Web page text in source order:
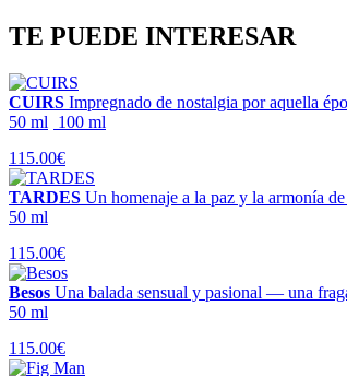
TE PUEDE INTERESAR
CUIRS Impregnado de nostalgia por aquella
50 ml
100 ml
115.00€
TARDES Un homenaje a la paz y la armonía
50 ml
115.00€
Besos Una balada sensual y pasional — una
50 ml
115.00€